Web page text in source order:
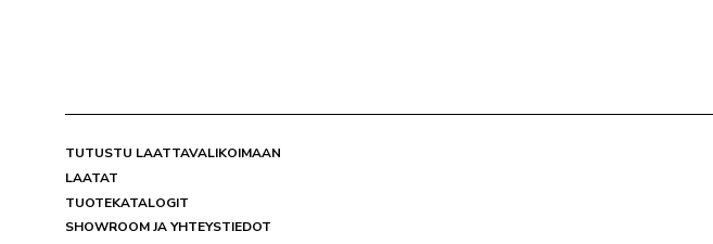
TUTUSTU LAATTAVALIKOIMAAN
LAATAT
TUOTEKATALOGIT
SHOWROOM JA YHTEYSTIEDOT